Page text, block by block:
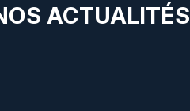
ACTUALITÉS